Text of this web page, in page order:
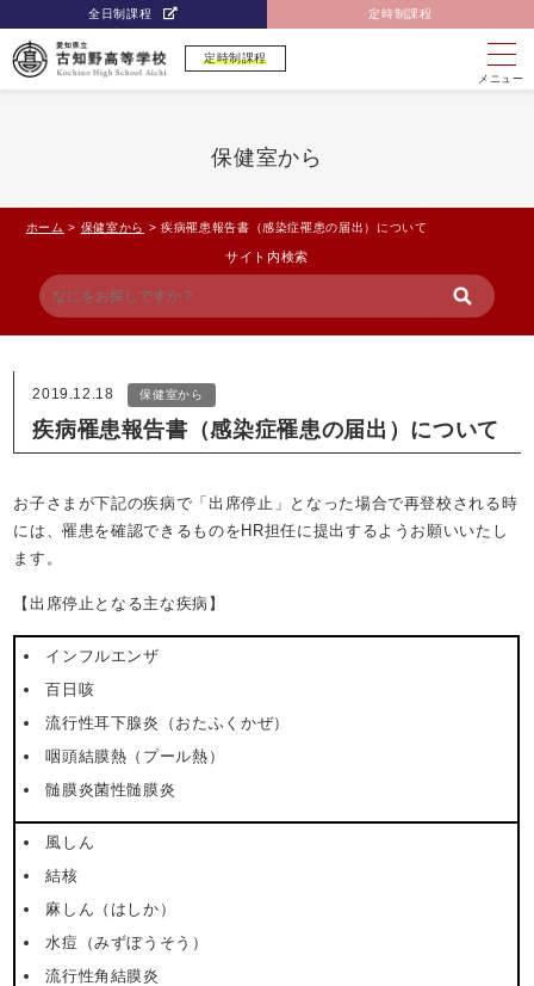
全日制課程 定時制課程
定時制課程
メニュー
保健室から
ホーム > 保健室から > 疾病罹患報告書（感染症罹患の届出）について
サイト内検索
2019.12.18 保健室から
疾病罹患報告書（感染症罹患の届出）について
お子さまが下記の疾病で「出席停止」となった場合で再登校される時
には、罹患を確認できるものをHR担任に提出するようお願いいたし
ます。
【出席停止となる主な疾病】
インフルエンザ
百日咳
流行性耳下腺炎（おたふくかぜ）
咽頭結膜熱（プール熱）
髄膜炎菌性髄膜炎
風しん
結核
麻しん（はしか）
水痘（みずぼうそう）
流行性角結膜炎